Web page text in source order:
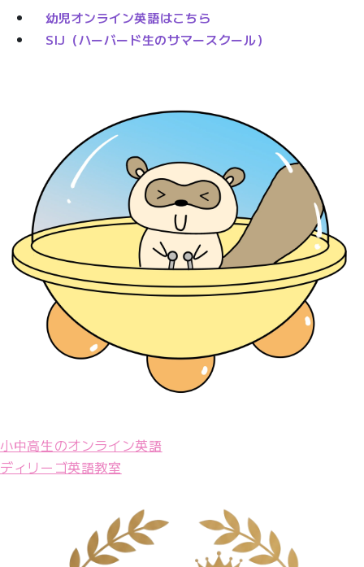
幼児オンライン英語はこちら
SIJ（ハーバード生のサマースクール）
小中高生のオンライン英語
ディリーゴ英語教室